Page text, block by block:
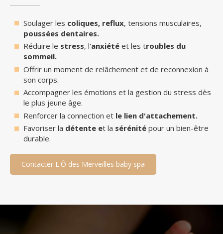
Soulager les coliques, reflux, tensions musculaires,
poussées dentaires.
Réduire le stress, l'anxiété et les troubles du
sommeil.
Offrir un moment de relâchement et de reconnexion à
son corps.
Accompagner les émotions et la gestion du stress dès
le plus jeune âge.
Renforcer la connection et le lien d'attachement.
Favoriser la détente et la sérénité pour un bien-être
durable.
Contacter L'Ô des Merveilles baby spa